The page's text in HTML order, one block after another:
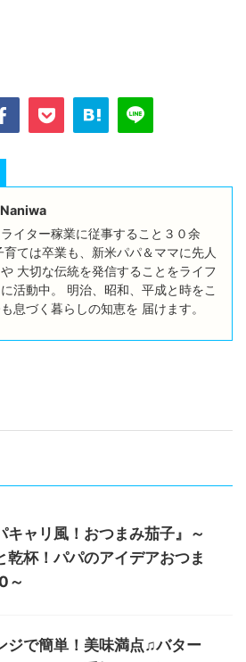
イター稼業に従事すること３０余
育ては卒業も、新米パパ＆ママに先人
大切な伝統を発信することをライフ
活動中。 明治、昭和、平成と時をこ
息づく暮らしの知恵を 届けます。
キャリ風！おつまみ茄子』～
乾杯！パパのアイデアおつま
～
ジで簡単！美味満点♫バター